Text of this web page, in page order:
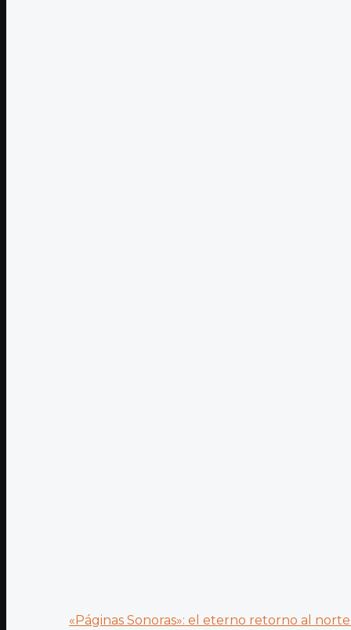
«Páginas Sonoras»: el eterno retorno al norte